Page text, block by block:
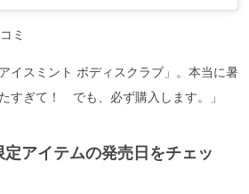
ミ
イスミント ボディスクラブ」。本当に暑
すぎて！ でも、必ず購入します。」
アイテムの発売日をチェッ